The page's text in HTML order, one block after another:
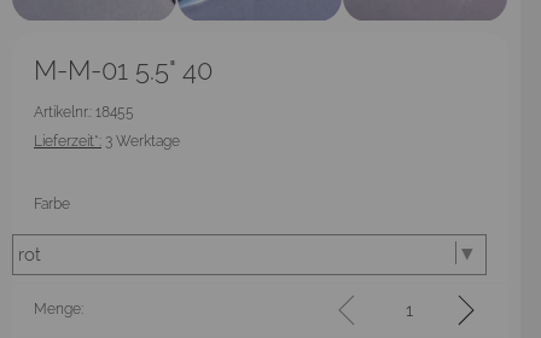
M-M-01 5.5" 40
Artikelnr.: 18455
Lieferzeit*: 3 Werktage
Farbe
Menge: